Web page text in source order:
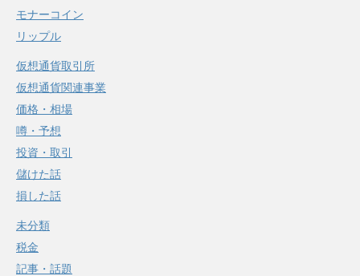
モナーコイン
リップル
仮想通貨取引所
仮想通貨関連事業
価格・相場
噂・予想
投資・取引
儲けた話
損した話
未分類
税金
記事・話題